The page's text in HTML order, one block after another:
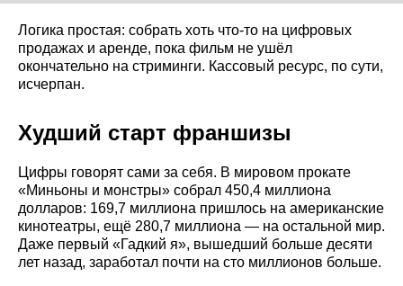
Логика простая: собрать хоть что-то на цифровых
продажах и аренде, пока фильм не ушёл
окончательно на стриминги. Кассовый ресурс, по сути,
исчерпан.
Худший старт франшизы
Цифры говорят сами за себя. В мировом прокате
«Миньоны и монстры» собрал 450,4 миллиона
долларов: 169,7 миллиона пришлось на американские
кинотеатры, ещё 280,7 миллиона — на остальной мир.
Даже первый «Гадкий я», вышедший больше десяти
лет назад, заработал почти на сто миллионов больше.